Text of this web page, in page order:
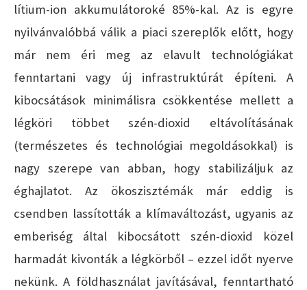
lítium-ion akkumulátoroké 85%-kal. Az is egyre
nyilvánvalóbbá válik a piaci szereplők előtt, hogy
már nem éri meg az elavult technológiákat
fenntartani vagy új infrastruktúrát építeni. A
kibocsátások minimálisra csökkentése mellett a
légköri többet szén-dioxid eltávolításának
(természetes és technológiai megoldásokkal) is
nagy szerepe van abban, hogy stabilizáljuk az
éghajlatot. Az ökoszisztémák már eddig is
csendben lassították a klímaváltozást, ugyanis az
emberiség által kibocsátott szén-dioxid közel
harmadát kivonták a légkörből – ezzel időt nyerve
nekünk. A földhasználat javításával, fenntartható